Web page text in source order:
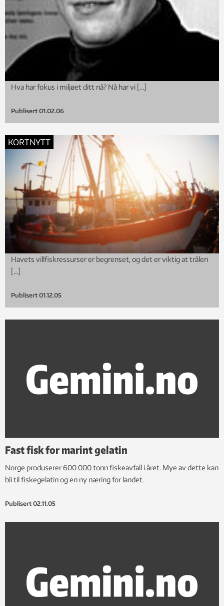
Hva har fokus i miljøet ditt nå? Nå har vi […]
Publisert 01.02.06
KORTNYTT
Havets villfiskressurser er begrenset, og det er viktig at trålen
[…]
Publisert 01.12.05
Fast fisk for marint gelatin
Norge produserer 600 000 tonn fiskeavfall i året. Mye av dette kan
bli til fiskegelatin og en ny næring for landet.
Publisert 02.11.05